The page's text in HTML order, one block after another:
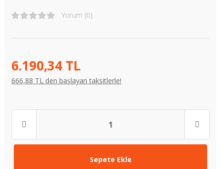
Yorum (0)
6.190,34 TL
666,88 TL den başlayan taksitlerle!
Sepete Ekle